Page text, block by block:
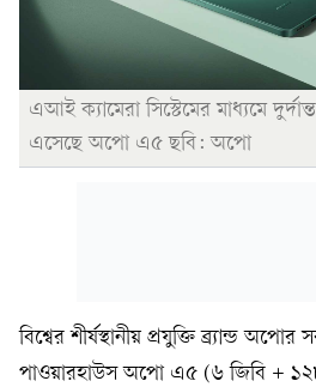
এআই ক্যামেরা সিস্টেমের মাধ্যমে
এসেছে অপো এ৫ ছবি: অপো
বিশ্বের শীর্ষস্থানীয় প্রযুক্তি ব্র্যান্ড
পাওয়ারহাউস অপো এ৫ (৬ জিবি + ১২৮